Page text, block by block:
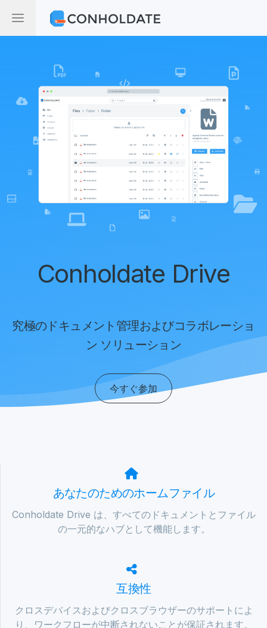
Conholdate Drive
究極のドキュメント管理およびコラボレーショ
ン ソリューション
今すぐ参加
あなたのためのホームファイル
Conholdate Drive は、すべてのドキュメントとファイル
の一元的なハブとして機能します。
互換性
クロスデバイスおよびクロスブラウザーのサポートによ
り、ワークフローが中断されないことが保証されます。